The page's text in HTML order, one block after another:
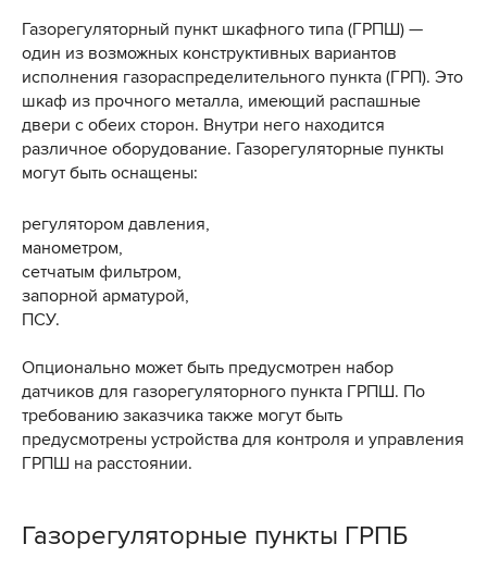
Газорегуляторный пункт шкафного типа (ГРПШ) —
один из возможных конструктивных вариантов
исполнения газораспределительного пункта (ГРП). Это
шкаф из прочного металла, имеющий распашные
двери с обеих сторон. Внутри него находится
различное оборудование. Газорегуляторные пункты
могут быть оснащены:
регулятором давления,
манометром,
сетчатым фильтром,
запорной арматурой,
ПСУ.
Опционально может быть предусмотрен набор
датчиков для газорегуляторного пункта ГРПШ. По
требованию заказчика также могут быть
предусмотрены устройства для контроля и управления
ГРПШ на расстоянии.
Газорегуляторные пункты ГРПБ